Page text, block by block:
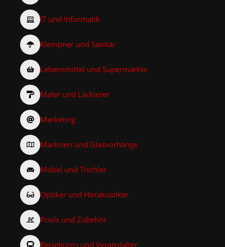
IT und Informatik
Klempner und Sanitär
Lebensmittel und Supermärkte
Maler und Lackierer
Marketing
Markisen und Glasvorhänge
Möbel und Tischler
Optiker und Hörakustiker
Pools und Zubehör
Reisebüros und Veranstalter